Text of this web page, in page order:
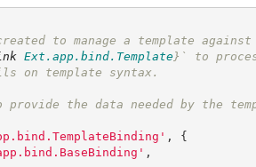
to manage a template
Ext.app.bind.Template} ` to
on template syntax.
provide the data needed by the
' ,
{
' ,